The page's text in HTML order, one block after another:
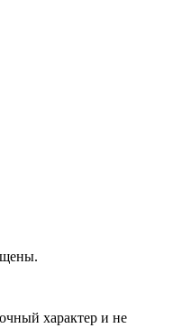
характер и не